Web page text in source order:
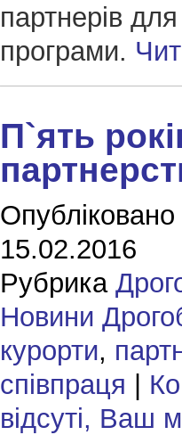
партнерів для
програми.
П`ять
15.02.2016
Рубрика
Новини
курорти,
співпраця
відсуті, Ваш